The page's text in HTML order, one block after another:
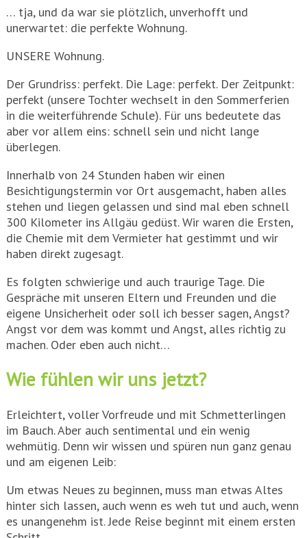
… tja, und da war sie plötzlich, unverhofft und
unerwartet: die perfekte Wohnung.
UNSERE Wohnung.
Der Grundriss: perfekt. Die Lage: perfekt. Der Zeitpunkt:
perfekt (unsere Tochter wechselt in den Sommerferien
in die weiterführende Schule). Für uns bedeutete das
aber vor allem eins: schnell sein und nicht lange
überlegen.
Innerhalb von 24 Stunden haben wir einen
Besichtigungstermin vor Ort ausgemacht, haben alles
stehen und liegen gelassen und sind mal eben schnell
300 Kilometer ins Allgäu gedüst. Wir waren die Ersten,
die Chemie mit dem Vermieter hat gestimmt und wir
haben direkt zugesagt.
Es folgten schwierige und auch traurige Tage. Die
Gespräche mit unseren Eltern und Freunden und die
eigene Unsicherheit oder soll ich besser sagen, Angst?
Angst vor dem was kommt und Angst, alles richtig zu
machen. Oder eben auch nicht…
Wie fühlen wir uns jetzt?
Erleichtert, voller Vorfreude und mit Schmetterlingen
im Bauch. Aber auch sentimental und ein wenig
wehmütig. Denn wir wissen und spüren nun ganz genau
und am eigenen Leib:
Um etwas Neues zu beginnen, muss man etwas Altes
hinter sich lassen, auch wenn es weh tut und auch, wenn
es unangenehm ist. Jede Reise beginnt mit einem ersten